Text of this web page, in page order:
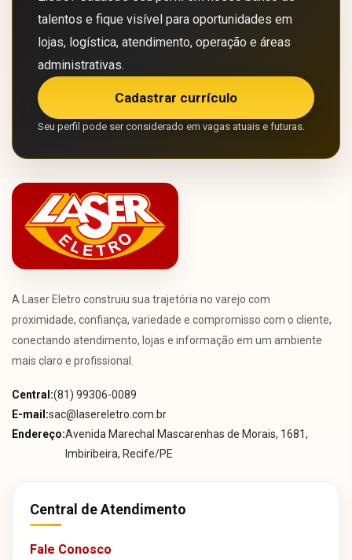
talentos e fique visível para oportunidades em
lojas, logística, atendimento, operação e áreas
administrativas.
Cadastrar currículo
Seu perfil pode ser considerado em vagas atuais e futuras.
A Laser Eletro construiu sua trajetória no varejo com
proximidade, confiança, variedade e compromisso com o cliente,
conectando atendimento, lojas e informação em um ambiente
mais claro e profissional.
Central:(81) 99306-0089
E-mail:sac@lasereletro.com.br
Endereço:Avenida Marechal Mascarenhas de Morais, 1681,
Imbiribeira, Recife/PE
Central de Atendimento
Fale Conosco